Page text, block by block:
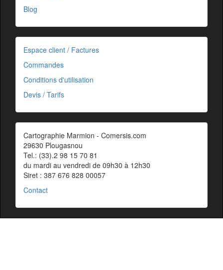
Blog
Espace client / Factures
Commandes
Conditions d'utilisation
Devis / Tarifs
Cartographie Marmion - Comersis.com
29630 Plougasnou
Tel.: (33).2 98 15 70 81
du mardi au vendredi de 09h30 à 12h30
Siret : 387 676 828 00057
Contact